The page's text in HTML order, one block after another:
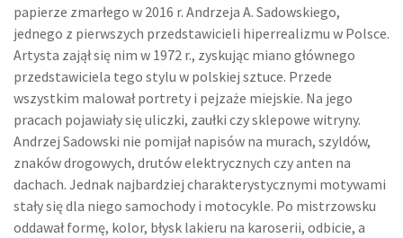
papierze zmarłego w 2016 r. Andrzeja A. Sadowskiego,
jednego z pierwszych przedstawicieli hiperrealizmu w Polsce.
Artysta zajął się nim w 1972 r., zyskując miano głównego
przedstawiciela tego stylu w polskiej sztuce. Przede
wszystkim malował portrety i pejzaże miejskie. Na jego
pracach pojawiały się uliczki, zaułki czy sklepowe witryny.
Andrzej Sadowski nie pomijał napisów na murach, szyldów,
znaków drogowych, drutów elektrycznych czy anten na
dachach. Jednak najbardziej charakterystycznymi motywami
stały się dla niego samochody i motocykle. Po mistrzowsku
oddawał formę, kolor, błysk lakieru na karoserii, odbicie, a